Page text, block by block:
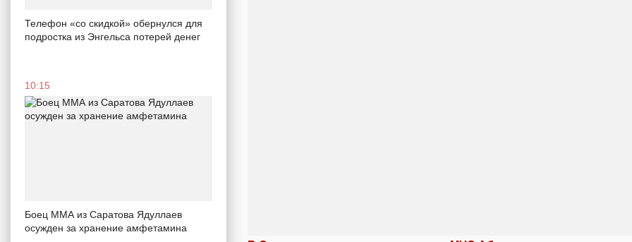
Телефон «со скидкой» обернулся для
подростка из Энгельса потерей денег
10:15
Боец ММА из Саратова Ядуллаев
осужден за хранение амфетамина